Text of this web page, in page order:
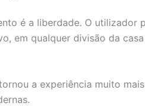
é a liberdade. O utilizador
em qualquer divisão da
a experiência muito